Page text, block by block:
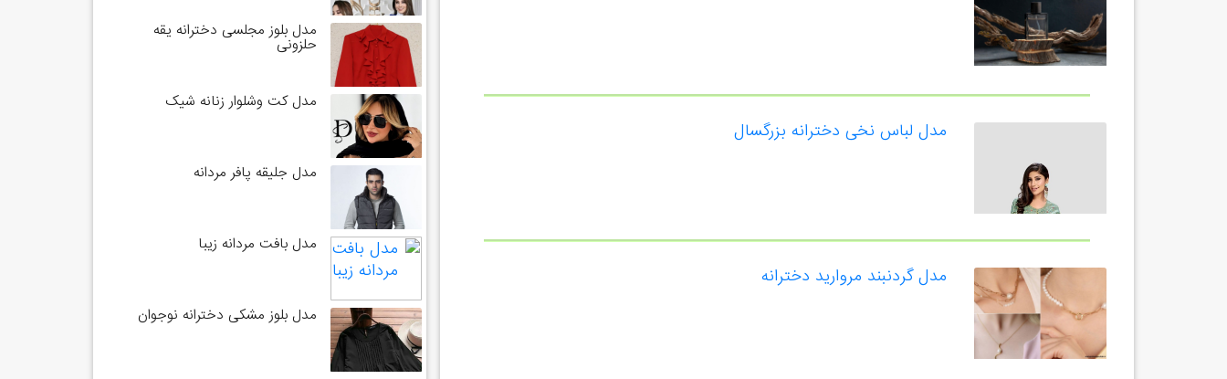
مدل لباس نخی دخترانه بزرگسال
مدل گردنبند مروارید دخترانه
مدل بلوز مجلسی دخترانه یقه
حلزونی
مدل کت وشلوار زنانه شیک
مدل جلیقه پافر مردانه
مدل بافت مردانه زیبا
مدل بلوز مشکی دخترانه نوجوان